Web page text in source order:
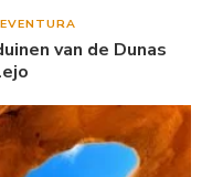
van de Dunas